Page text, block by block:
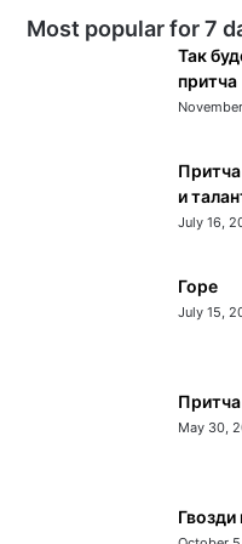
Most popular for 7
Так
притча
и
July 16,
Горе
July 15,
May 30,
Гвозди